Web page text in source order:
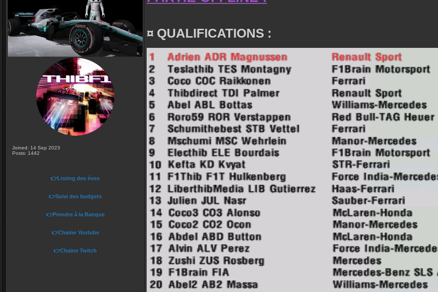
Joined: 14 Sep 2023
Posts: 1442
👉Listing des évos
👉Suivi des budgets
👉Prendre à la Banque
👉Chaine Youtube
👉Chaine Twitch
¤ QUALIFICATIONS :